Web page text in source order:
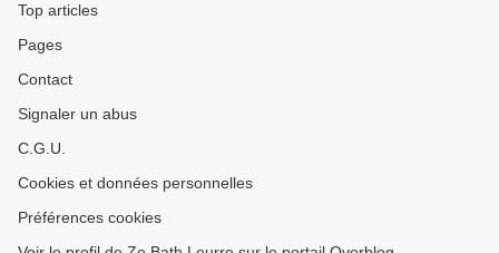
Top articles
Pages
Contact
Signaler un abus
C.G.U.
Cookies et données personnelles
Préférences cookies